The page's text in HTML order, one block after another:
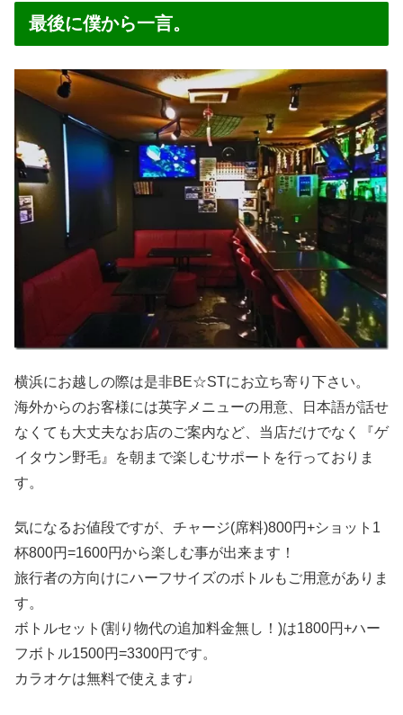
最後に僕から一言。
横浜にお越しの際は是非BE☆STにお立ち寄り下さい。
海外からのお客様には英字メニューの用意、日本語が話せ
なくても大丈夫なお店のご案内など、当店だけでなく『ゲ
イタウン野毛』を朝まで楽しむサポートを行っておりま
す。
気になるお値段ですが、チャージ(席料)800円+ショット1
杯800円=1600円から楽しむ事が出来ます！
旅行者の方向けにハーフサイズのボトルもご用意がありま
す。
ボトルセット(割り物代の追加料金無し！)は1800円+ハー
フボトル1500円=3300円です。
カラオケは無料で使えます♩